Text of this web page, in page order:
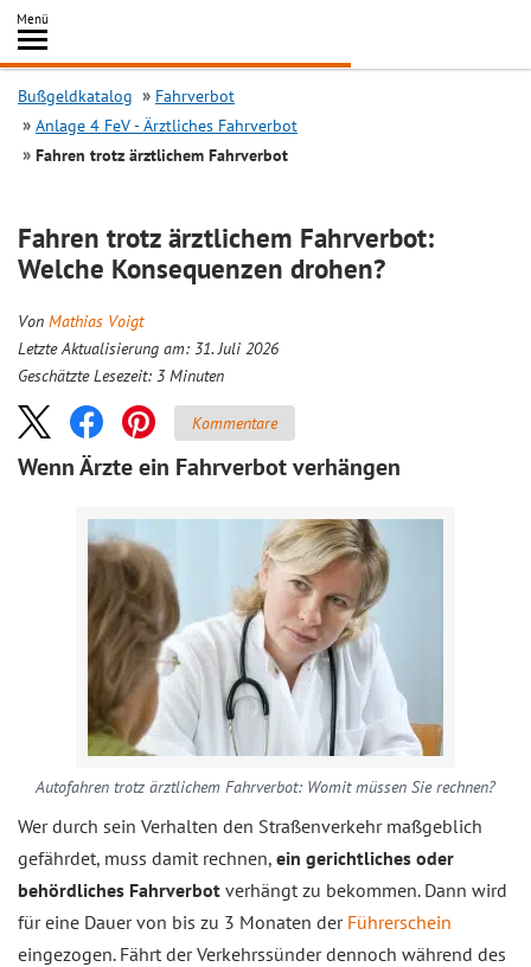
Inhalt
springen
Menü
Search
Bußgeldkatalog
Fahrverbot
Anlage 4 FeV - Ärztliches Fahrverbot
Fahren trotz ärztlichem Fahrverbot
Fahren trotz ärztlichem Fahrverbot:
Welche Konsequenzen drohen?
Von Mathias Voigt
Letzte Aktualisierung am: 31. Juli 2026
Geschätzte Lesezeit: 3 Minuten
Kommentare
Wenn Ärzte ein Fahrverbot verhängen
Autofahren trotz ärztlichem Fahrverbot: Womit müssen Sie rechnen?
Wer durch sein Verhalten den Straßenverkehr maßgeblich
gefährdet, muss damit rechnen, ein gerichtliches oder
behördliches Fahrverbot verhängt zu bekommen. Dann wird
für eine Dauer von bis zu 3 Monaten der Führerschein
eingezogen. Fährt der Verkehrssünder dennoch während des